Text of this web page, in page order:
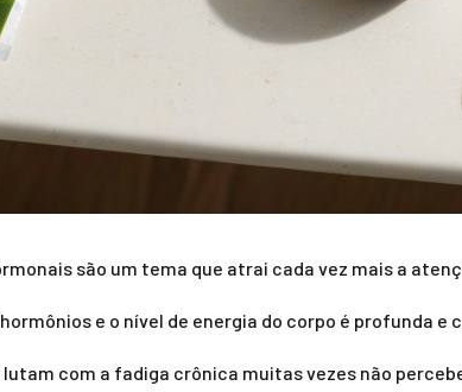
são um tema que atrai cada vez mais a
e o nível de energia do corpo é profunda e
lutam com a fadiga crônica muitas vezes não